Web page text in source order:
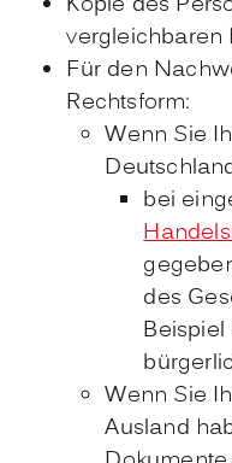
vergleichbaren
Für den
Rechtsform:
Wenn Sie
bei
des
Wenn Sie
Ausland